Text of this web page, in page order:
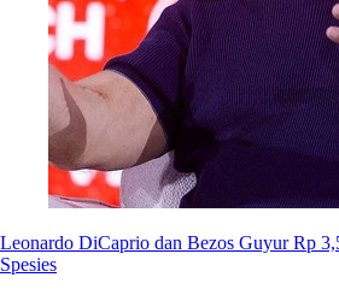
Leonardo DiCaprio dan Bezos Guyur Rp
Spesies